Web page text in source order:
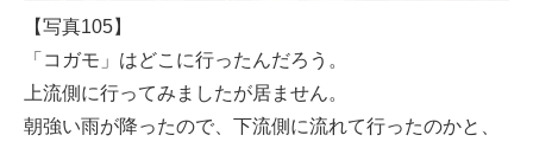
【写真105】
「コガモ」はどこに行ったんだろう。
上流側に行ってみましたが居ません。
朝強い雨が降ったので、下流側に流れて行ったのかと、